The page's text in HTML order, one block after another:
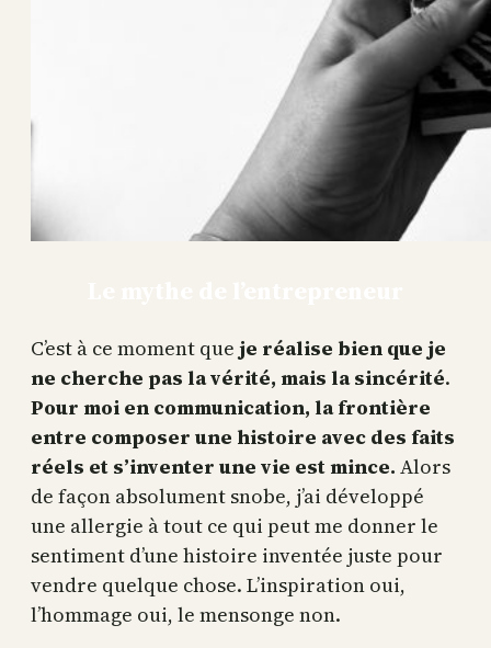
C’est à ce moment que je réalise bien que je
ne cherche pas la vérité, mais la sincérité.
Pour moi en communication, la frontière
entre composer une histoire avec des faits
réels et s’inventer une vie est mince. Alors
de façon absolument snobe, j’ai développé
une allergie à tout ce qui peut me donner le
sentiment d’une histoire inventée juste pour
vendre quelque chose. L’inspiration oui,
l’hommage oui, le mensonge non.